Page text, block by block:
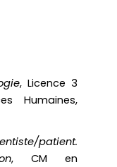
, Licence 3
Humaines,
patient.
, CM en